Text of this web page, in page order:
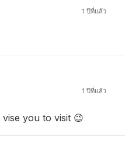
1 ปีที่แล้ว
1 ปีที่แล้ว
you to visit 😉